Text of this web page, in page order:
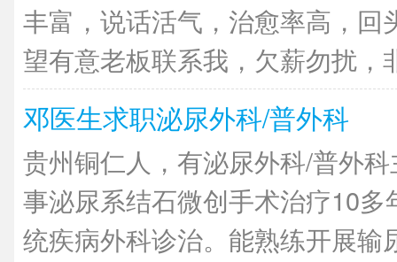
丰富，说话活气，治愈率高，回
望有意老板联系我，欠薪勿扰，
邓医生求职泌尿外科/普外科
贵州铜仁人，有泌尿外科/普外
事泌尿系结石微创手术治疗10
统疾病外科诊治。能熟练开展输